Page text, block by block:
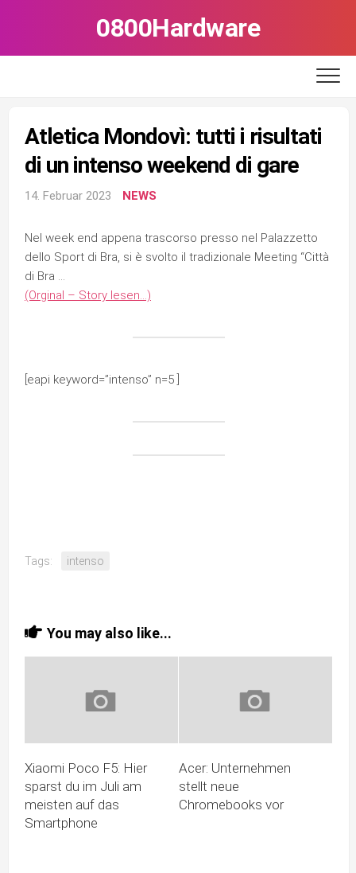
0800Hardware
Atletica Mondovì: tutti i risultati
di un intenso weekend di gare
14. Februar 2023 NEWS
Nel week end appena trascorso presso nel Palazzetto
dello Sport di Bra, si è svolto il tradizionale Meeting “Città
di Bra …
(Orginal – Story lesen…)
[eapi keyword=”intenso” n=5 ]
Tags: intenso
You may also like...
Xiaomi Poco F5: Hier
sparst du im Juli am
meisten auf das
Smartphone
Acer: Unternehmen
stellt neue
Chromebooks vor